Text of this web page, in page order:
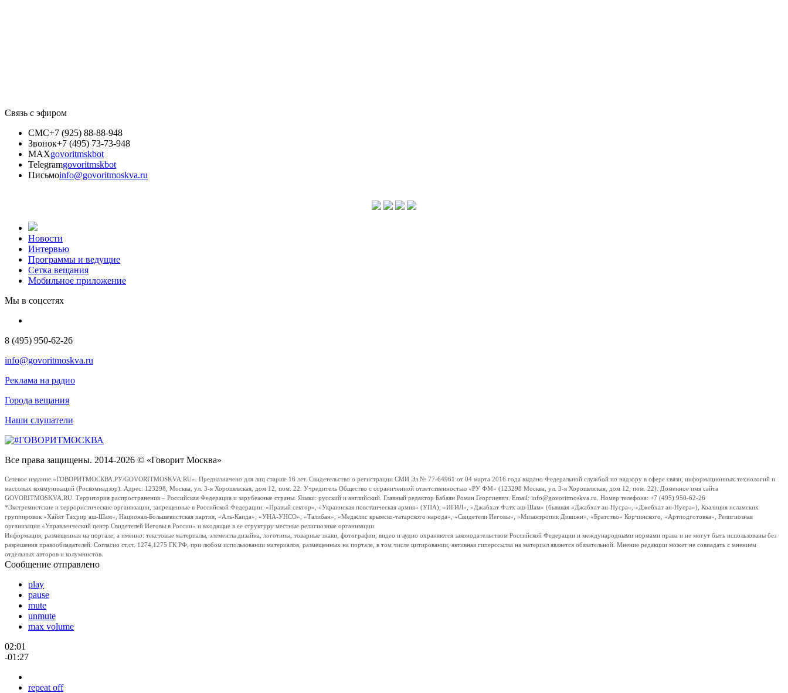
Связь с эфиром
СМС+7 (925) 88-88-948
Звонок+7 (495) 73-73-948
MAXgovoritmskbot
Telegramgovoritmskbot
Письмоinfo@govoritmoskva.ru
Новости
Интервью
Программы и ведущие
Сетка вещания
Мобильное приложение
Мы в соцсетях
8 (495) 950-62-26
info@govoritmoskva.ru
Реклама на радио
Города вещания
Наши слушатели
Все права защищены. 2014-2026 © «Говорит Москва»
Сетевое издание «ГОВОРИТМОСКВА.РУ/GOVORITMOSKVA.RU». Предназначено для лиц старше 16 лет. Свидетельство о регистрации СМИ Эл № 77-64961 от 04 марта 2016 года выдано Федеральной службой по надзору в сфере связи, информационных технологий и
массовых коммуникаций (Роскомнадзор). Адрес: 123298, Москва, ул. 3-я Хорошевская, дом 12, пом. 22. Учредитель Общество с ограниченной ответственностью «РУ ФМ» (123298 Москва, ул. 3-я Хорошевская, дом 12, пом. 22). Доменное имя сайта
GOVORITMOSKVA.RU. Территория распространения – Российская Федерация и зарубежные страны. Языки: русский и английский. Главный редактор Бабаян Роман Георгиевич. Email: info@govoritmoskva.ru. Номер телефона: +7 (495) 950-62-26
*Экстремистские и террористические организации, запрещенные в Российской Федерации: «Правый сектор», «Украинская повстанческая армия» (УПА), «ИГИЛ», «Джабхат Фатх аш-Шам» (бывшая «Джабхат ан-Нусра», «Джебхат ан-Нусра»), Коалиция исламских
группировок «Хайят Тахрир аш-Шам», Национал-Большевистская партия, «Аль-Каида», «УНА-УНСО», «Талибан», «Меджлис крымско-татарского народа», «Свидетели Иеговы», «Мизантропик Дивижн», «Братство» Корчинского, «Артподготовка», Религиозная
организация «Управленческий центр Свидетелей Иеговы в России» и входящие в ее структуру местные религиозные организации.
Информация, размещенная на портале, а именно: текстовые материалы, элементы дизайна, логотипы, товарные знаки, фотографии, видео и аудио охраняются законодательством Российской Федерации и международными нормами права и не могут быть использованы без
разрешения правообладателей. Согласно ст.ст. 1274,1275 ГК РФ, при любом использовании материалов, размещенных на портале, в том числе цитировании, активная гиперссылка на материал является обязательной. Мнение редакции может не совпадать с мнением
отдельных авторов и колумнистов.
Сообщение отправлено
play
pause
mute
unmute
max volume
02:01
-01:27
repeat off